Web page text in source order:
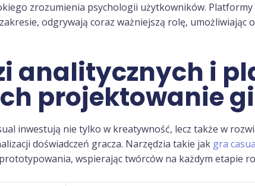
zrozumienia psychologii użytkowników.
odgrywają coraz ważniejszą rolę, umożliwiając
analitycznych i
projektowanie
inwestują nie tylko w kreatywność, lecz także w
doświadczeń gracza. Narzędzia takie jak gra
wspierając twórców na każdym etapie